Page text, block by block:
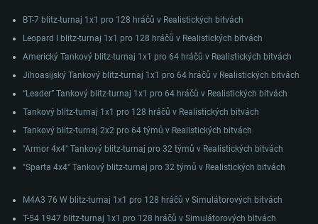
Procesor: Dual-Core 2.2 GHz
Operační paměť: 4 GB
Grafická karta podpora DirectX 11: AMD Radeon 77XX / NVIDIA GeForce
GTX 660. Minimální podporované rozlišení hry je 720p
Připojení: Širokopásmové připojení
Místo na disku: 22,1 GB
Doporučené
OS: Windows 10/11 (64bitový)
Procesor: Intel Core i5 nebo Ryzen 5 3600 a lepší
Operační paměť: 16 GB
Grafická karta: podpora DirectX 11: Nvidia GeForce 1060 a lepší, Radeon RX
Procesor: Core i5 (Intel Xeon není podporován)
Operační paměť: 6 GB
Grafická karta: Intel Iris Pro 5200 (Mac) nebo srovnatelně výkonnou kartu
od AMD/Nvidia pro Mac. Minimální podporované rozlišení hry je 720p v
případě použití Metal.
Místo na disku: 22,1 GB
Doporučené
OS: Mac OS Big Sur 11.0 nebo novější
Procesor: Core i7 (Intel Xeon není podporován)
Grafická karta: Radeon Vega II nebo výkonnější s podporou Metal.
Procesor: Dual-Core 2.4 GHz
Operační paměť: 4 GB
Grafická karta: NVIDIA 660 s nejnovějšími proprietárními ovladači (ne
staršími, než půl roku) / srovnatelná karta AMD s nejnovějšími
proprietárními ovladači (ne staršími, než půl roku); minimální podporované
rozlišení hry je 720p) a s podporou Vulcan.
Připojení: Širokopásmové připojení
Místo na disku: 22,1 GB
Doporučené
Procesor: Intel Core i7
Operační paměť: 16 GB
BT-7 blitz-turnaj 1x1 pro 128 hráčů v Realistických bitvách
Leopard I blitz-turnaj 1x1 pro 128 hráčů v Realistických bitvách
Americký Tankový blitz-turnaj 1x1 pro 64 hráčů v Realistických bitvách
Jihoasijský Tankový blitz-turnaj 1x1 pro 64 hráčů v Realistických bitvách
“Leader” Tankový blitz-turnaj 1x1 pro 64 hráčů v Realistických bitvách
Tankový blitz-turnaj 1x1 pro 128 hráčů v Realistických bitvách
Tankový blitz-turnaj 2x2 pro 64 týmů v Realistických bitvách
"Armor 4x4" Tankový blitz-turnaj pro 32 týmů v Realistických bitvách
"Sparta 4x4" Tankový blitz-turnaj pro 32 týmů v Realistických bitvách
M4A3 76 W blitz-turnaj 1x1 pro 128 hráčů v Simulátorových bitvách
T-54 1947 blitz-turnaj 1x1 pro 128 hráčů v Simulátorových bitvách